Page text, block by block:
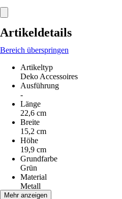
Artikeldetails
Bereich überspringen
Artikeltyp
Deko Accessoires
Ausführung
-
Länge
22,6 cm
Breite
15,2 cm
Höhe
19,9 cm
Grundfarbe
Grün
Material
Metall
Gewicht
Mehr anzeigen